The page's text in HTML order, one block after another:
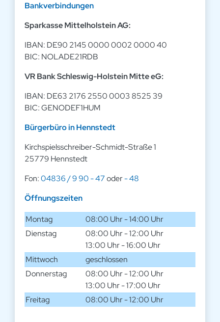
Bankverbindungen
Sparkasse Mittelholstein AG:
IBAN: DE90 2145 0000 0002 0000 40
BIC: NOLADE21RDB
VR Bank Schleswig-Holstein Mitte eG:
IBAN: DE63 2176 2550 0003 8525 39
BIC: GENODEF1HUM
Bürgerbüro in Hennstedt
Kirchspielsschreiber-Schmidt-Straße 1
25779 Hennstedt
Fon:04836 / 9 90 - 47oder- 48
Öffnungszeiten
Montag
08:00 Uhr - 14:00 Uhr
Dienstag
08:00 Uhr - 12:00 Uhr
13:00 Uhr - 16:00 Uhr
Mittwoch
geschlossen
Donnerstag
08:00 Uhr - 12:00 Uhr
13:00 Uhr - 17:00 Uhr
Freitag
08:00 Uhr - 12:00 Uhr